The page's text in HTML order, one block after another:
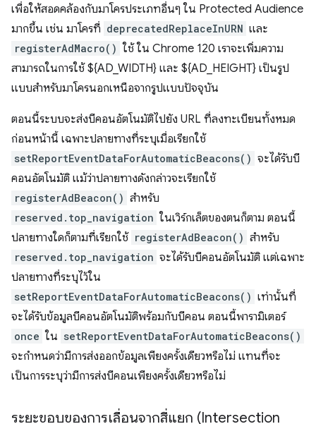
เพื่อให้สอดคล้องกับมาโครประเภทอื่นๆ ใน Protected Audience
มากขึ้น เช่น มาโครที่ deprecatedReplaceInURN และ
registerAdMacro() ใช้ ใน Chrome 120 เราจะเพิ่มความ
สามารถในการใช้ ${AD_WIDTH} และ ${AD_HEIGHT} เป็นรูป
แบบสำหรับมาโครนอกเหนือจากรูปแบบปัจจุบัน
ตอนนี้ระบบจะส่งบีคอนอัตโนมัติไปยัง URL ที่ลงทะเบียนทั้งหมด
ก่อนหน้านี้ เฉพาะปลายทางที่ระบุเมื่อเรียกใช้
setReportEventDataForAutomaticBeacons() จะได้รับบี
คอนอัตโนมัติ แม้ว่าปลายทางดังกล่าวจะเรียกใช้
registerAdBeacon() สำหรับ
reserved.top_navigation ในเวิร์กเล็ตของตนก็ตาม ตอนนี้
ปลายทางใดก็ตามที่เรียกใช้ registerAdBeacon() สำหรับ
reserved.top_navigation จะได้รับบีคอนอัตโนมัติ แต่เฉพาะ
ปลายทางที่ระบุไว้ใน
setReportEventDataForAutomaticBeacons() เท่านั้นที่
จะได้รับข้อมูลบีคอนอัตโนมัติพร้อมกับบีคอน ตอนนี้พารามิเตอร์
once ใน setReportEventDataForAutomaticBeacons()
จะกำหนดว่ามีการส่งออกข้อมูลเพียงครั้งเดียวหรือไม่ แทนที่จะ
เป็นการระบุว่ามีการส่งบีคอนเพียงครั้งเดียวหรือไม่
ระยะขอบของการเลื่อนจากสี่แยก (Intersection